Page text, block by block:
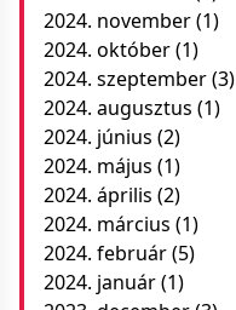
2024. november(1)
2024. október(1)
2024. szeptember(3)
2024. augusztus (1)
2024. június (2)
2024. május (1)
2024. április (2)
2024. március (1)
2024. február(5)
2024. január(1)